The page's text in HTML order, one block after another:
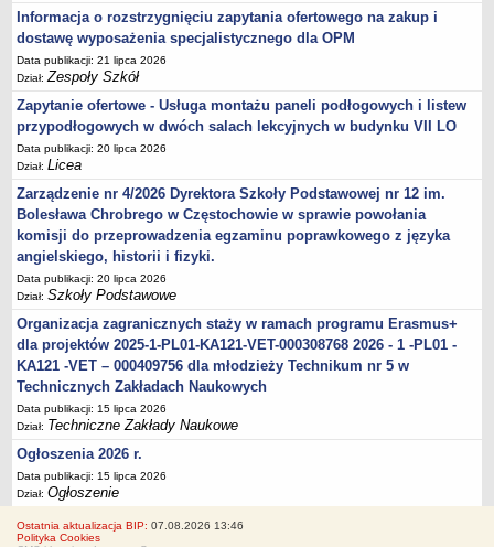
Informacja o rozstrzygnięciu zapytania ofertowego na zakup i
dostawę wyposażenia specjalistycznego dla OPM
Data publikacji: 21 lipca 2026
Dział:Zespoły Szkół
Zapytanie ofertowe - Usługa montażu paneli podłogowych i listew
przypodłogowych w dwóch salach lekcyjnych w budynku VII LO
Data publikacji: 20 lipca 2026
Dział:Licea
Zarządzenie nr 4/2026 Dyrektora Szkoły Podstawowej nr 12 im.
Bolesława Chrobrego w Częstochowie w sprawie powołania
komisji do przeprowadzenia egzaminu poprawkowego z języka
angielskiego, historii i fizyki.
Data publikacji: 20 lipca 2026
Dział:Szkoły Podstawowe
Organizacja zagranicznych staży w ramach programu Erasmus+
dla projektów 2025-1-PL01-KA121-VET-000308768 2026 - 1 -PL01 -
KA121 -VET – 000409756 dla młodzieży Technikum nr 5 w
Technicznych Zakładach Naukowych
Data publikacji: 15 lipca 2026
Dział: Techniczne Zakłady Naukowe
Ogłoszenia 2026 r.
Data publikacji: 15 lipca 2026
Dział:Ogłoszenie
Ostatnia aktualizacja BIP: 07.08.2026 13:46
Polityka Cookies